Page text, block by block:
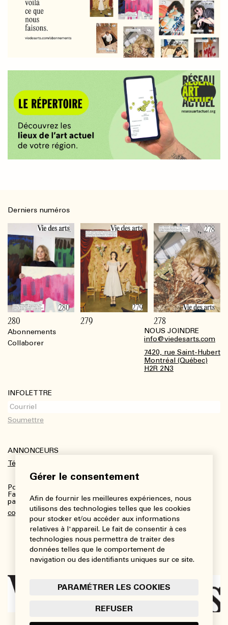
Gérer le consentement
Afin de fournir les meilleures expériences, nous
utilisons des technologies telles que les cookies
pour stocker et/ou accéder aux informations
relatives à l'appareil. Le fait de consentir à ces
technologies nous permettra de traiter des
données telles que le comportement de
navigation ou des identifiants uniques sur ce site.
PARAMÉTRER LES COOKIES
REFUSER
Abonnements
Collaborer
NOUS JOINDRE
info@viedesarts.com
7420, rue Saint-Hubert
Montréal (Québec)
H2R 2N3
INFOLETTRE
ANNONCEURS
Télécharger le kit média
Pour plus de renseignements :
Fanny Charbonneau, Responsable des communications,
partenariats et publicités
communications@viedesarts.com
Derniers numéros
280 279 278